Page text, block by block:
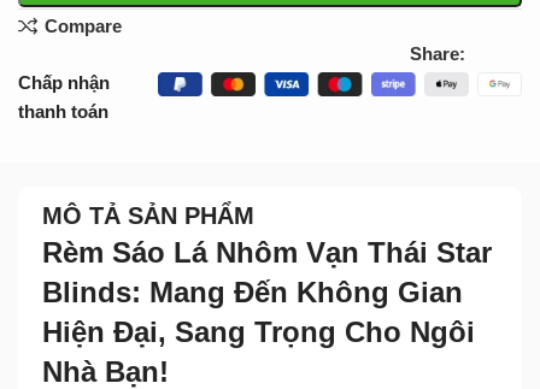
Compare
Share:
Chấp nhận
thanh toán
MÔ TẢ SẢN PHẨM
Rèm Sáo Lá Nhôm Vạn Thái Star
Blinds: Mang Đến Không Gian
Hiện Đại, Sang Trọng Cho Ngôi
Nhà Bạn!